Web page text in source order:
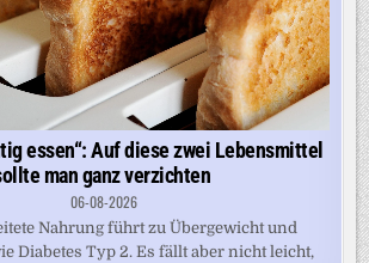
essen“: Auf diese zwei Lebensmittel
man ganz verzichten
06-08-2026
Nahrung führt zu Übergewicht und
Diabetes Typ 2. Es fällt aber nicht leicht,